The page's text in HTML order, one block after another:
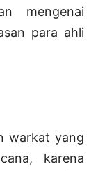
mengenai
para ahli
warkat yang
karena